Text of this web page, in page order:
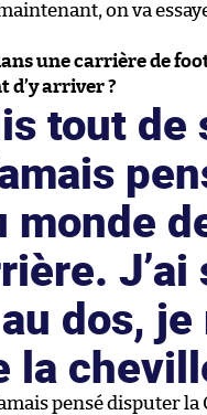
on va
une carrière de
d’y arriver ?
tout de
monde
dos,
la
pensé disputer